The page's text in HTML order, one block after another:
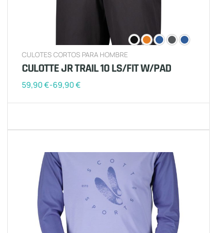
CULOTES CORTOS PARA HOMBRE
CULOTTE JR TRAIL 10 LS/FIT W/PAD
59,90€-69,90€